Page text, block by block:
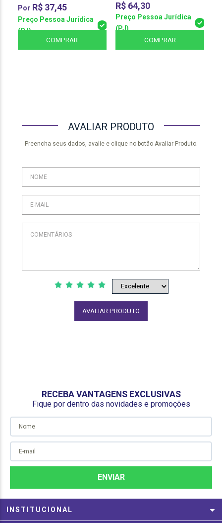
R$ 37,45
Preço Pessoa Jurídica
(PJ)
COMPRAR
R$ 64,30
Preço Pessoa Jurídica
(PJ)
COMPRAR
AVALIAR PRODUTO
Preencha seus dados, avalie e clique no botão Avaliar Produto.
AVALIAR PRODUTO
RECEBA VANTAGENS EXCLUSIVAS
Fique por dentro das novidades e promoções
INSTITUCIONAL